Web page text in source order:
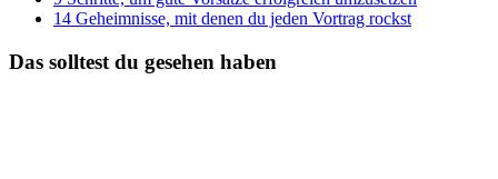
14 Geheimnisse, mit denen du jeden Vortrag rockst
Das solltest du gesehen haben